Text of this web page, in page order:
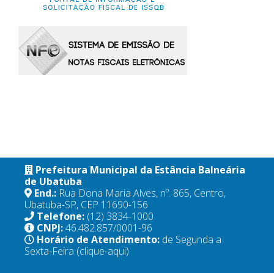
Prefeitura Municipal da Estância Balneária
de Ubatuba
End.: Rua Dona Maria Alves, nº. 865, Centro,
Ubatuba-SP, CEP 11690-156
Telefone: (12) 3834-1000
CNPJ:46.482.857/0001-96
Horário de Atendimento: de Segunda a
Sexta-Feira (clique-aqui)